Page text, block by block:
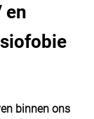
en
binnen ons